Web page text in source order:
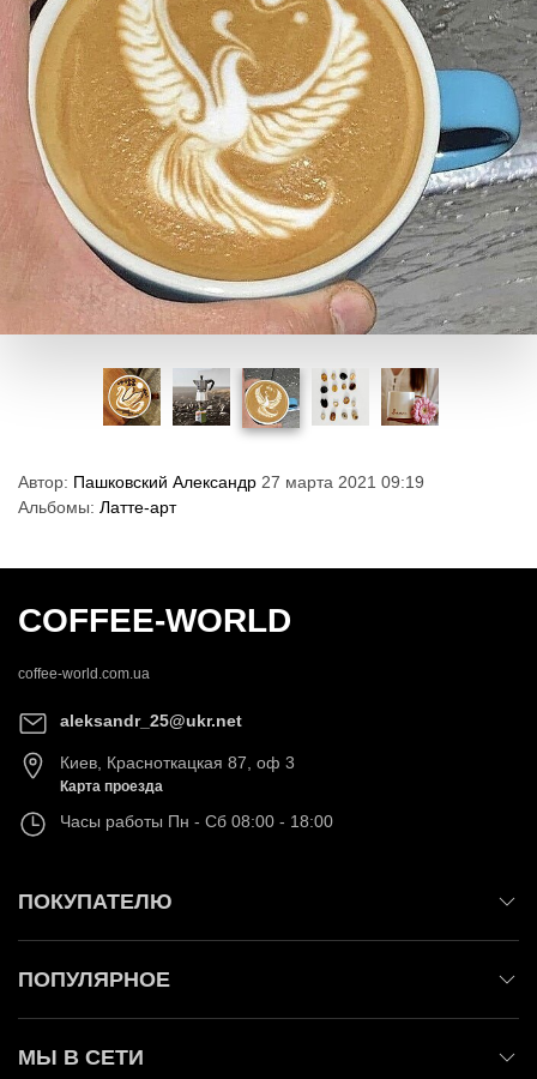
Автор: Пашковский Александр 27 марта 2021 09:19
Альбомы: Латте-арт
COFFEE-WORLD
coffee-world.com.ua
aleksandr_25@ukr.net
Киев Красноткацкая 87, оф 3
Карта проезда
Часы работы Пн - Сб 08:00 - 18:00
ПОКУПАТЕЛЮ
ПОПУЛЯРНОЕ
МЫ В СЕТИ